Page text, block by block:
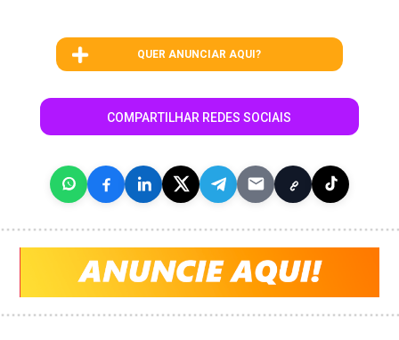
QUER ANUNCIAR AQUI?
COMPARTILHAR REDES SOCIAIS